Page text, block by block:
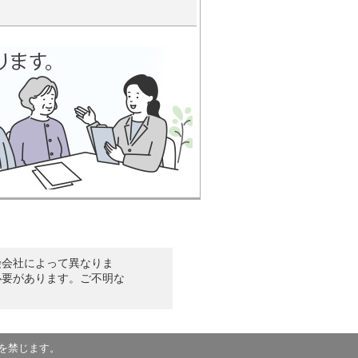
社によって異なりま
があります。ご不明な
じます。